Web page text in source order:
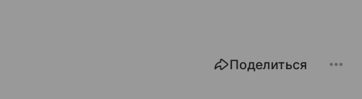
Поделиться